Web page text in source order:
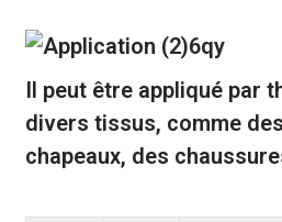
Il peut être appliqué par
divers tissus, comme
chapeaux, des